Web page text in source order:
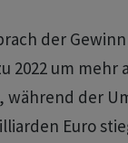
der
2022 um mehr
während der
Euro